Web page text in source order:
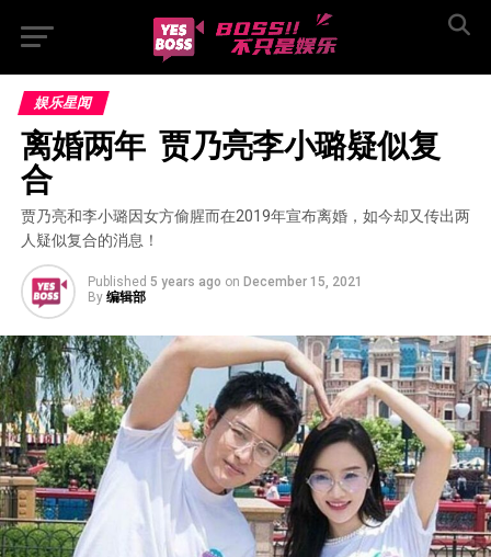
娱乐星闻
离婚两年  贾乃亮李小璐疑似复
合
贾乃亮和李小璐因女方偷腥而在2019年宣布离婚，如今却又传出两
人疑似复合的消息！
Published 5 years ago on December 15, 2021
By 编辑部